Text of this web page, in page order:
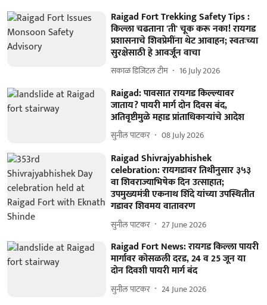
Raigad Fort Trekking Safety Tips :
किल्ला चढताना 'ती' चूक करू नका! रायगड
प्रशासनाचे शिवप्रेमींना थेट आवाहन; स्वतःच्या
सुरक्षेसाठी हे आवर्जून वाचा
सकाळ डिजिटल टीम 16 July 2026
Raigad: पावसात रायगड किल्ल्यावर
जाताय? पायरी मार्ग दोन दिवस बंद,
अतिवृष्टीमुळे महाड प्रांताधिकाऱ्यांचे आदेश
सुनील पाटकर 08 July 2026
Raigad Shivrajyabhishek
celebration: रायगडावर तिथीनुसार ३५३
वा शिवराज्याभिषेक दिन उत्साहात;
उपमुख्यमंत्री एकनाथ शिंदे यांच्या उपस्थितीत
गडावर शिवमय वातावरण
सुनील पाटकर 27 June 2026
Raigad Fort News: रायगड किल्ला पायरी
मार्गावर कोसळली दरड, 24 व 25 जून या
दोन दिवशी पायरी मार्ग बंद
सुनील पाटकर 24 June 2026